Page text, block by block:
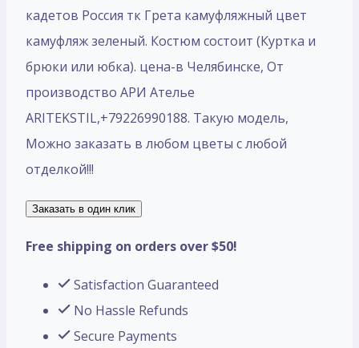
кадетов Россия тк Грета камуфляжный цвет
камуфляж зеленый. Костюм состоит (Куртка и
брюки или юбка). цена-в Челябинске, От
производство АРИ Ателье
ARITEKSTIL,+79226990188. Такую модель,
Mожно заказать в любом цветы с любой
отделкой!!!
Заказать в один клик
Free shipping on orders over $50!
Satisfaction Guaranteed
No Hassle Refunds
Secure Payments